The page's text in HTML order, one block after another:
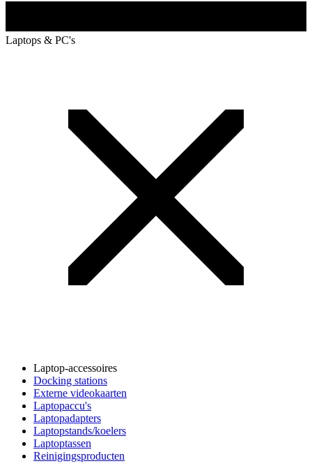
Laptops & PC's
Laptop-accessoires
Docking stations
Externe videokaarten
Laptopaccu's
Laptopadapters
Laptopstands/koelers
Laptoptassen
Reinigingsproducten